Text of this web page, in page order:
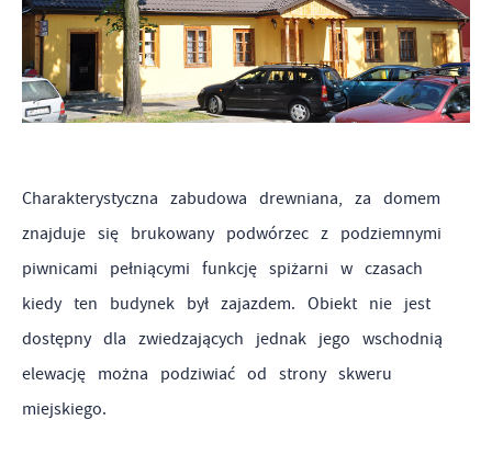
Charakterystyczna zabudowa drewniana, za domem
znajduje się brukowany podwórzec z podziemnymi
piwnicami pełniącymi funkcję spiżarni w czasach
kiedy ten budynek był zajazdem. Obiekt nie jest
dostępny dla zwiedzających jednak jego wschodnią
elewację można podziwiać od strony skweru
miejskiego.